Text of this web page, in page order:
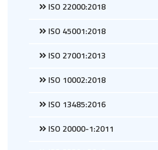
ISO 22000:2018
ISO 45001:2018
ISO 27001:2013
ISO 10002:2018
ISO 13485:2016
ISO 20000-1:2011